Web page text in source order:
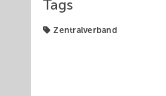
Tags
Zentralverband